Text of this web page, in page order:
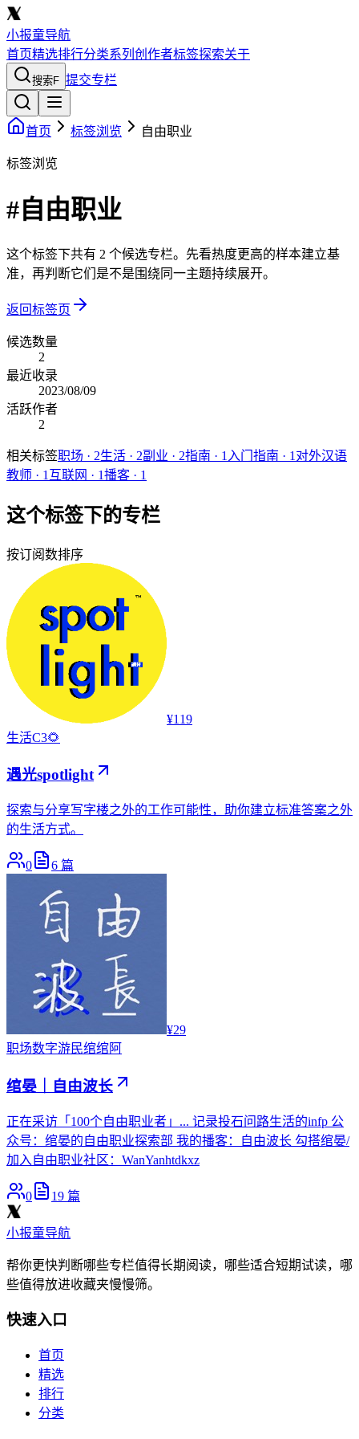
小报童导航
首页精选排行分类系列 创作者标签探索关于
搜索F 提交专栏
首页 标签浏览 自由职业
标签浏览
#自由职业
这个标签下共有 2 个候选专栏。先看热度更高的样本建立基
准，再判断它们是不是围绕同一主题持续展开。
返回标签页
候选数量
2
最近收录
2023/08/09
活跃作者
2
相关标签职场 · 2生活 · 2副业 · 2指南 · 1 入门指南 · 1 对外汉语
教师 · 1 互联网 · 1播客 · 1
这个标签下的专栏
按订阅数排序
¥119
生活C3🌻
遇光spotlight
探索与分享写字楼之外的工作可能性，助你建立标准答案之外
的生活方式。
0 6 篇
¥29
职场数字游民绾绾阿
绾晏｜自由波长
正在采访「100个自由职业者」... 记录投石问路生活的infp 公
众号：绾晏的自由职业探索部 我的播客：自由波长 勾搭绾晏/
加入自由职业社区：WanYanhtdkxz
0 19 篇
小报童导航
帮你更快判断哪些专栏值得长期阅读，哪些适合短期试读，哪
些值得放进收藏夹慢慢筛。
快速入口
首页
精选
排行
分类